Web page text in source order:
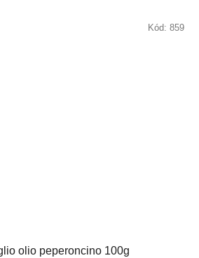
olio peperoncino 100g
Kód: 859